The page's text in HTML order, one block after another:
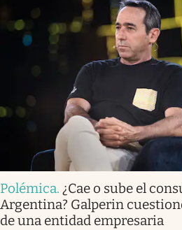
Polémica. ¿Cae o sube el
Argentina? Galperin
de una entidad empresaria